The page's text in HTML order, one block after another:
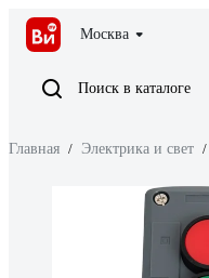
Москва
Поиск в каталоге
Главная / Электрика и свет /